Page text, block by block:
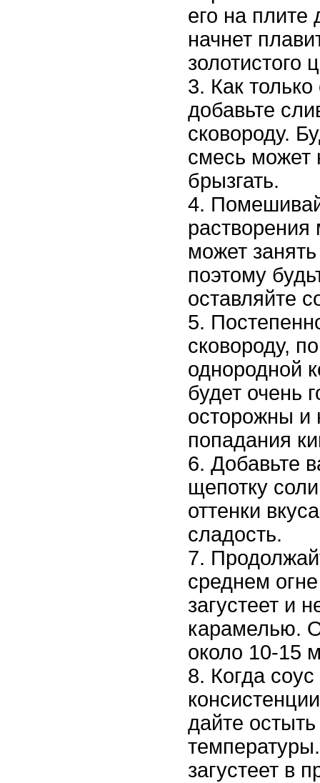
его на плите
начнет
золотистого
Как
добавьте
сковороду.
смесь может
брызгать.
может
поэтому
оставляйте
сковороду,
однородной
будет очень
осторожны и
попадания
Добавьте
щепотку
оттенки
сладость.
среднем
загустеет и
карамелью.
около 10-15
Когда
дайте
загустеет в